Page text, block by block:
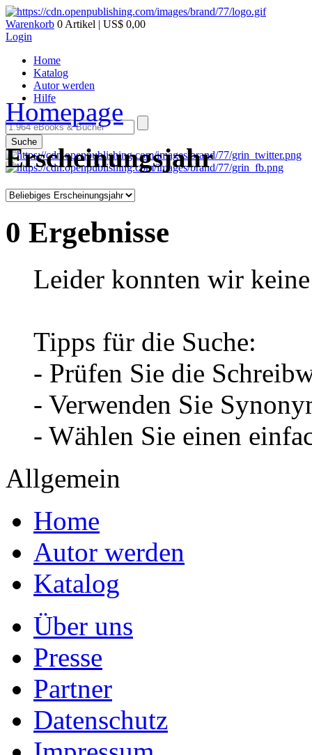
Warenkorb 0 Artikel | US$ 0,00
Login
Home
Katalog
Autor werden
Hilfe
Suche
Homepage
Erscheinungsjahr
0 Ergebnisse
Leider konnten wir
Tipps für die Suche:
- Prüfen Sie die
- Verwenden Sie
- Wählen Sie einen
Allgemein
Home
Autor werden
Katalog
Über uns
Presse
Partner
Datenschutz